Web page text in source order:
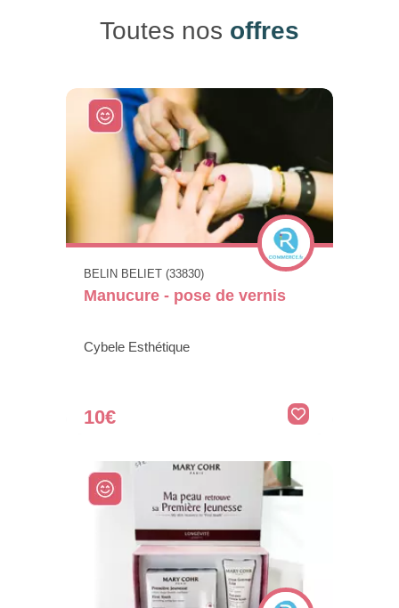
Toutes nos offres
BELIN BELIET (33830)
Manucure - pose de vernis
Cybele Esthétique
10€